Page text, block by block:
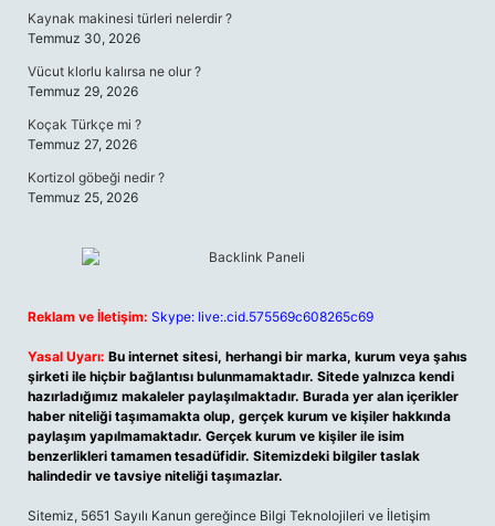
Kaynak makinesi türleri nelerdir ?
Temmuz 30, 2026
Vücut klorlu kalırsa ne olur ?
Temmuz 29, 2026
Koçak Türkçe mi ?
Temmuz 27, 2026
Kortizol göbeği nedir ?
Temmuz 25, 2026
Reklam ve İletişim: Skype: live:.cid.575569c608265c69
Yasal Uyarı: Bu internet sitesi, herhangi bir marka, kurum veya şahıs
şirketi ile hiçbir bağlantısı bulunmamaktadır. Sitede yalnızca kendi
hazırladığımız makaleler paylaşılmaktadır. Burada yer alan içerikler
haber niteliği taşımamakta olup, gerçek kurum ve kişiler hakkında
paylaşım yapılmamaktadır. Gerçek kurum ve kişiler ile isim
benzerlikleri tamamen tesadüfidir. Sitemizdeki bilgiler taslak
halindedir ve tavsiye niteliği taşımazlar.
Sitemiz, 5651 Sayılı Kanun gereğince Bilgi Teknolojileri ve İletişim